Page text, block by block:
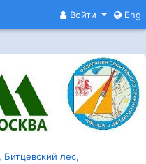
Войти Eng
лес,